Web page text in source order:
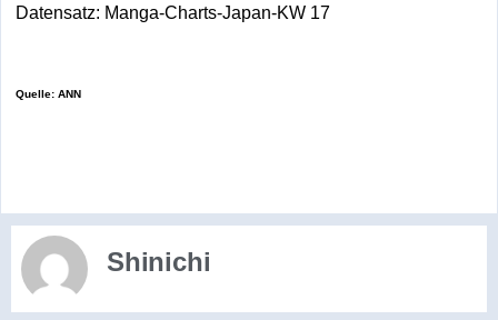
Datensatz: Manga-Charts-Japan-KW 17
Quelle: ANN
Shinichi